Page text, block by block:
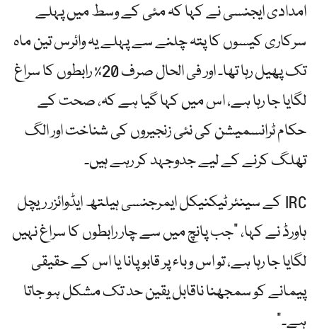
امدادی ایجنسی نے کہا کہ مئی کے وسط میں پہلے
سرکاری کیسوں کا پتہ چلنے سے پہلے یہ وائرس تین ماہ
تک پھیل رہا تھا۔ اور فی الحال صرف 20٪ رابطوں کا سراغ
لگایا جا رہا ہے، اس میں کہا گیا ہے کہ، صحت کے
حکام ٹرانسمیشن کی نئی زنجیروں کی شناخت اور الگ
تھلگ کرنے کے لیے جدوجہد کر رہے ہیں۔
IRC کے سینئر ٹیکنیکل ایمرجنسی ہیلتھ ایڈوائزر ریچل
ہاورڈ نے کہا، "جب پانچ میں سے چار رابطوں کا سراغ نہیں
لگایا جا رہا ہے، تو اس وباء پر قابو پانا یا اس کے حقیقی
پیمانے کو سمجھنا ناقابل یقین حد تک مشکل ہو جاتا
ہے۔”